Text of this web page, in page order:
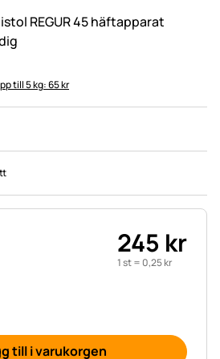
REGUR 45 häftapparat
till 5 kg: 65 kr
245 kr
1 st = 0,25kr
till i varukorgen